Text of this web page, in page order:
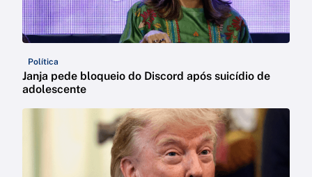
Política
Janja pede bloqueio do Discord após suicídio de
adolescente